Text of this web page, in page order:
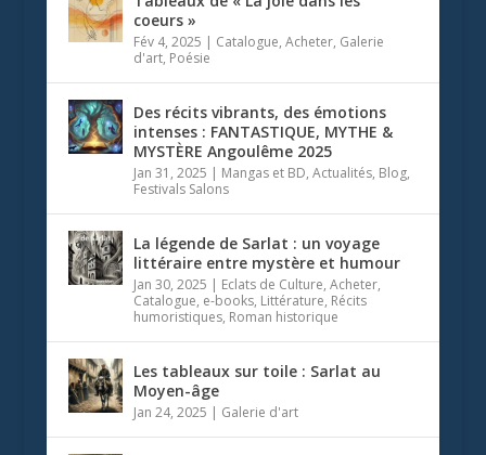
coeurs »
Fév 4, 2025 Catalogue, Acheter, Galerie
d'art, Poésie
Des récits vibrants, des émotions
intenses : FANTASTIQUE, MYTHE &
MYSTÈRE Angoulême 2025
Jan 31, 2025 Mangas et BD, Actualités, Blog,
Festivals Salons
La légende de Sarlat : un voyage
littéraire entre mystère et humour
Jan 30, 2025 Eclats de Culture, Acheter,
Catalogue, e-books, Littérature, Récits
humoristiques, Roman historique
Les tableaux sur toile : Sarlat au
Moyen-âge
Jan 24, 2025 Galerie d'art